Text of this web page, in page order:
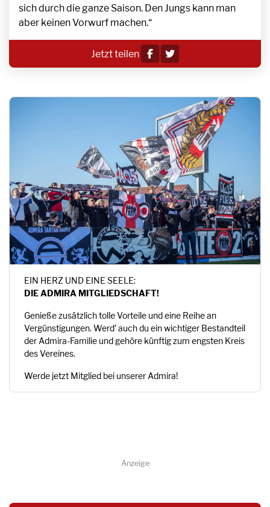
sich durch die ganze Saison. Den Jungs kann man
aber keinen Vorwurf machen.“
Jetzt teilen
EIN HERZ UND EINE SEELE:
DIE ADMIRA MITGLIEDSCHAFT!
Genieße zusätzlich tolle Vorteile und eine Reihe an
Vergünstigungen. Werd’ auch du ein wichtiger Bestandteil
der Admira-Familie und gehöre künftig zum engsten Kreis
des Vereines.
Werde jetzt Mitglied bei unserer Admira!
Anzeige